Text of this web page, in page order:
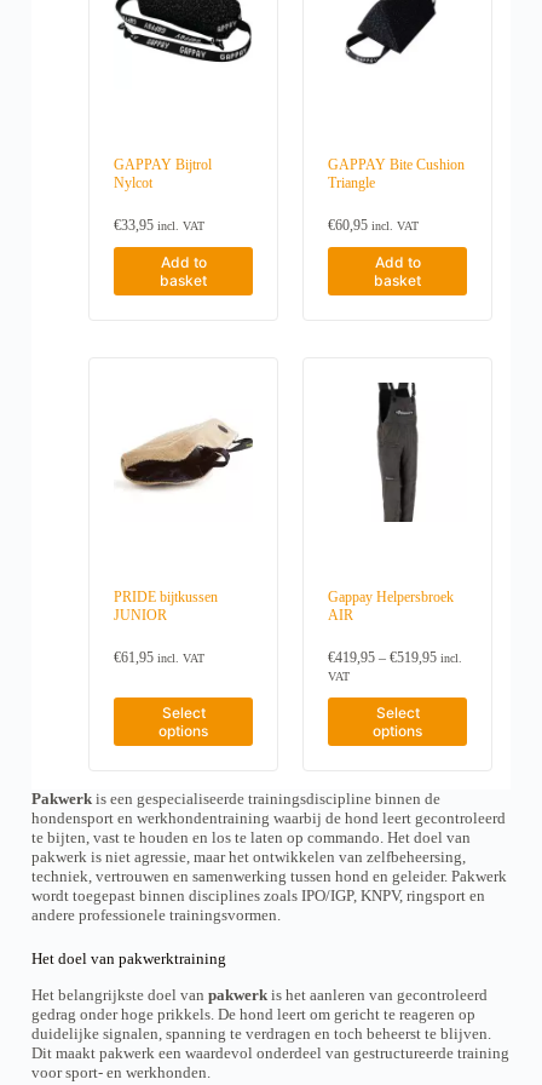
GAPPAY Bijtrol
Nylcot
€33,95 incl. VAT
Add to
basket
GAPPAY Bite Cushion
Triangle
€60,95 incl. VAT
Add to
basket
PRIDE bijtkussen
JUNIOR
€61,95 incl. VAT
Select
options
T
i
r
o
d
u
c
t
h
s
u
l
t
i
p
Gappay Helpersbroek
AIR
€419,95 – €519,95P
r
g
e
:
€
4
1
h
r
o
u
incl.
VAT
Select
options
T
i
r
o
d
u
c
t
u
l
t
i
Pakwerkis een gespecialiseerde trainingsdiscipline binnen de
hondensport en werkhondentraining waarbij de hond leert gecontroleerd
te bijten, vast te houden en los te laten op commando. Het doel van
pakwerk is niet agressie, maar het ontwikkelen van zelfbeheersing,
techniek, vertrouwen en samenwerking tussen hond en geleider. Pakwerk
wordt toegepast binnen disciplines zoals IPO/IGP, KNPV, ringsport en
andere professionele trainingsvormen.
Het doel van pakwerktraining
Het belangrijkste doel van pakwerkis het aanleren van gecontroleerd
gedrag onder hoge prikkels. De hond leert om gericht te reageren op
duidelijke signalen, spanning te verdragen en toch beheerst te blijven.
Dit maakt pakwerk een waardevol onderdeel van gestructureerde training
voor sport- en werkhonden.